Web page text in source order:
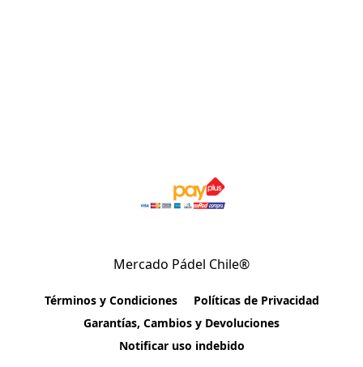
Mercado Pádel Chile®
Términos y Condiciones
Políticas de Privacidad
Garantías, Cambios y Devoluciones
Notificar uso indebido